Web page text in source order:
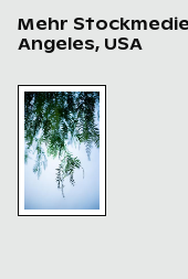
Mehr
Angeles, USA
Elegantes grünes